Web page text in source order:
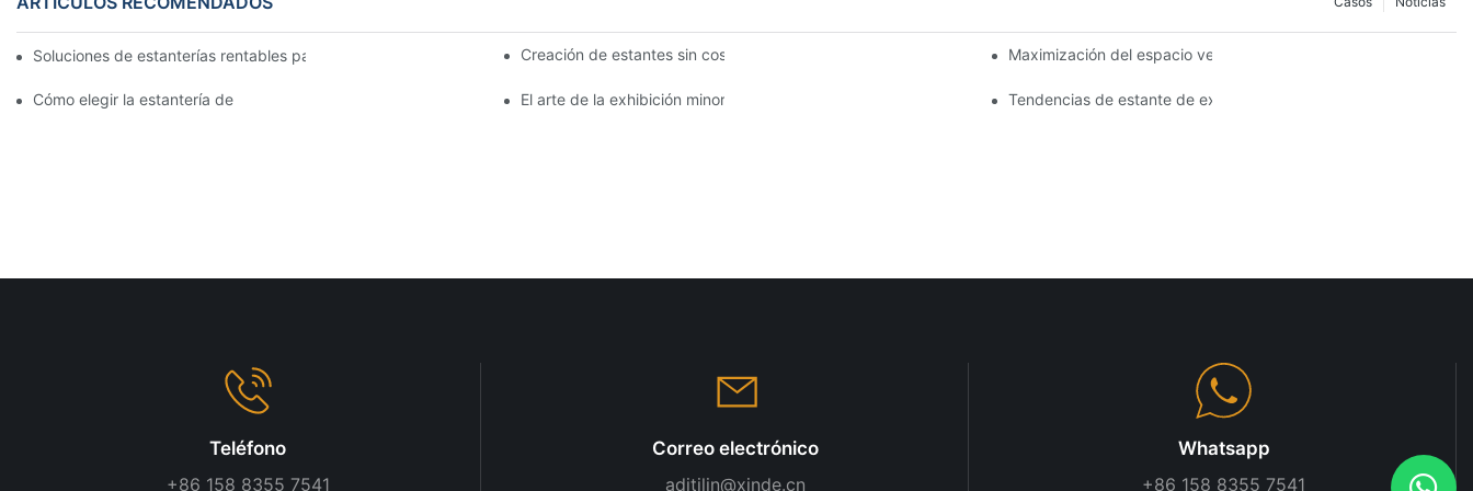
Soluciones de estanterías rentables para supermercados: un análisis completoCreación de estantes sin costuras: consejos de diseño de estanterías de góndolaMaximización del espacio vertical con diseños creativos de
Cómo elegir la estantería de góndola adecuada para su tienda El arte de la exhibición minorista: eligiendo los mejores bastidores para sus productosTendencias de estante de exhibición de tiendas que necesita
Teléfono
+86 158 8355 7541
Correo electrónico
aditilin@xinde.cn
Whatsapp
+86 158 8355 7541